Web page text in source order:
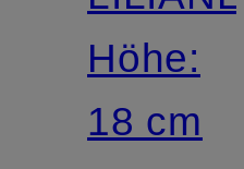
Höhe:
18 cm